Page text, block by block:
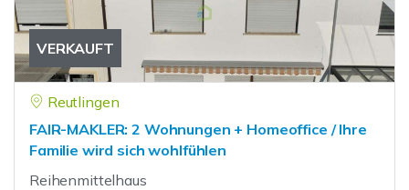
VERKAUFT
Reutlingen
FAIR-MAKLER: 2 Wohnungen + Homeoffice / Ihre
Familie wird sich wohlfühlen
Reihenmittelhaus